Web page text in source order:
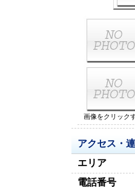
画像をクリック
アクセス・
エリア
電話番号